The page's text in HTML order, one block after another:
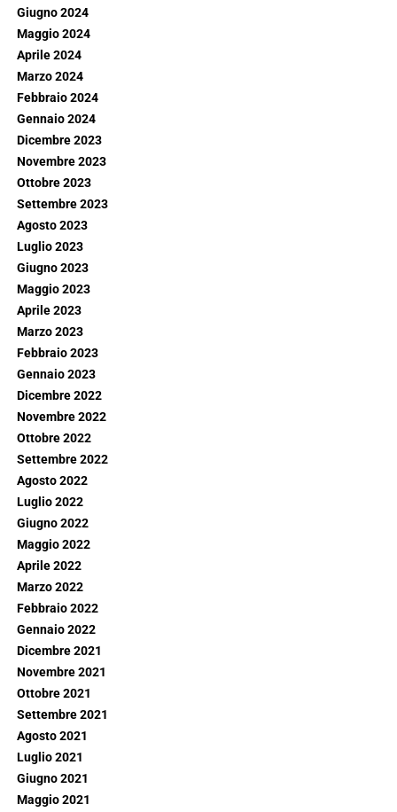
Giugno 2024
Maggio 2024
Aprile 2024
Marzo 2024
Febbraio 2024
Gennaio 2024
Dicembre 2023
Novembre 2023
Ottobre 2023
Settembre 2023
Agosto 2023
Luglio 2023
Giugno 2023
Maggio 2023
Aprile 2023
Marzo 2023
Febbraio 2023
Gennaio 2023
Dicembre 2022
Novembre 2022
Ottobre 2022
Settembre 2022
Agosto 2022
Luglio 2022
Giugno 2022
Maggio 2022
Aprile 2022
Marzo 2022
Febbraio 2022
Gennaio 2022
Dicembre 2021
Novembre 2021
Ottobre 2021
Settembre 2021
Agosto 2021
Luglio 2021
Giugno 2021
Maggio 2021